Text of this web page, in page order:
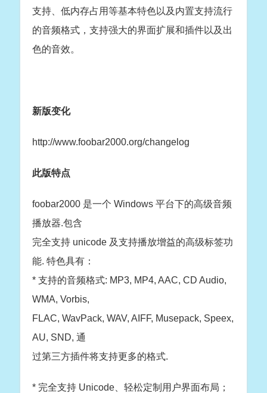
支持、低内存占用等基本特色以及内置支持流行
的音频格式，支持强大的界面扩展和插件以及出
色的音效。
新版变化
http://www.foobar2000.org/changelog
此版特点
foobar2000 是一个 Windows 平台下的高级音频
播放器.包含
完全支持 unicode 及支持播放增益的高级标签功
能. 特色具有：
* 支持的音频格式: MP3, MP4, AAC, CD Audio,
WMA, Vorbis,
FLAC, WavPack, WAV, AIFF, Musepack, Speex,
AU, SND, 通
过第三方插件将支持更多的格式.
* 完全支持 Unicode、轻松定制用户界面布局；